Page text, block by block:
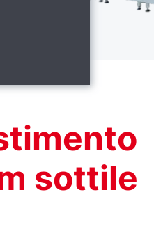
sottile